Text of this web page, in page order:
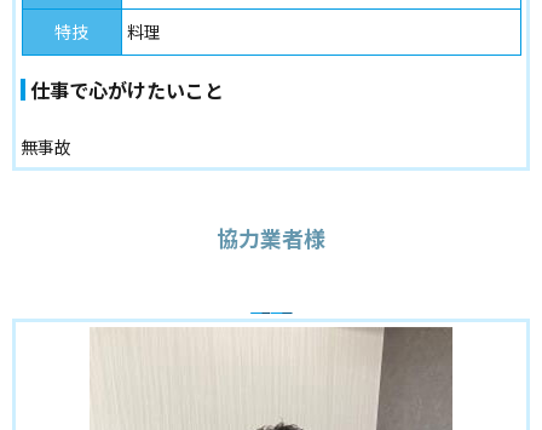
特技
料理
仕事で心がけたいこと
無事故
協力業者様